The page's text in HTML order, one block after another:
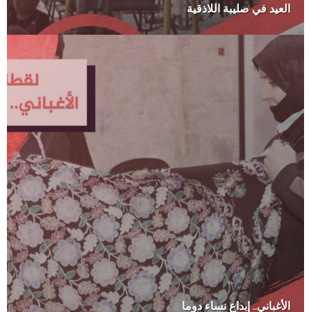
العيد في صليبة اللاذقية
الأغباني.. إبداع نساء دوما